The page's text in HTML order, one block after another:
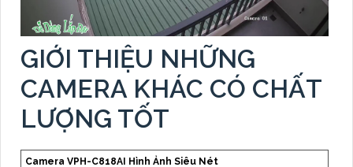
GIỚI THIỆU NHỮNG
CAMERA KHÁC CÓ CHẤT
LƯỢNG TỐT
Camera VPH-C818AI Hình Ảnh Siêu Nét